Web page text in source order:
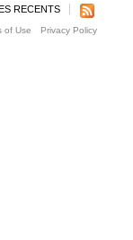
RECENTS
of Use Privacy Policy